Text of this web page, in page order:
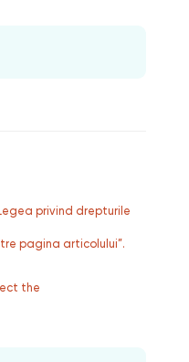
privind drepturile
pagina articolului”.
the